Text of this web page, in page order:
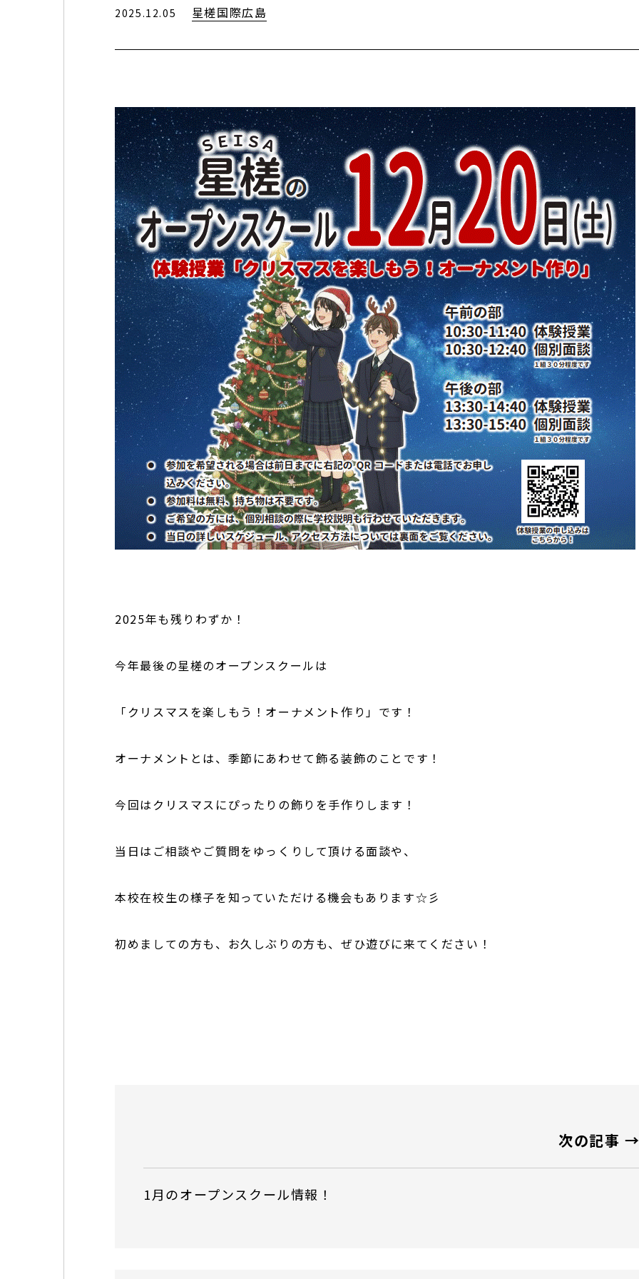
2025.12.05 星槎国際広島
2025年も残りわずか！
今年最後の星槎のオープンスクールは
「クリスマスを楽しもう！オーナメント作り」です！
オーナメントとは、季節にあわせて飾る装飾のことです！
今回はクリスマスにぴったりの飾りを手作りします！
当日はご相談やご質問をゆっくりして頂ける面談や、
本校在校生の様子を知っていただける機会もあります☆彡
初めましての方も、お久しぶりの方も、ぜひ遊びに来てください！
次の記事
1月のオープンスクール情報！